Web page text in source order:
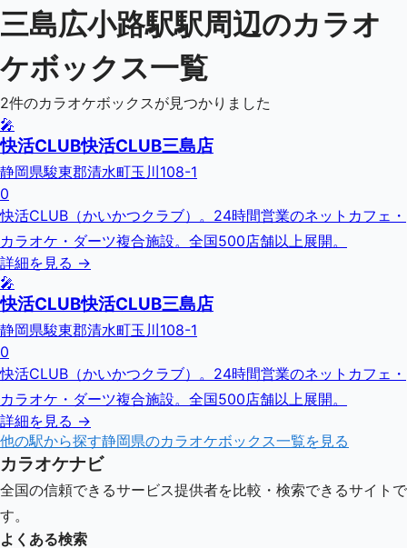
三島広小路駅駅周辺のカラオ
ケボックス一覧
2件のカラオケボックスが見つかりました
🎤
快活CLUB快活CLUB三島店
静岡県駿東郡清水町玉川108-1
0
快活CLUB（かいかつクラブ）。24時間営業のネットカフェ・
カラオケ・ダーツ複合施設。全国500店舗以上展開。
詳細を見る →
🎤
快活CLUB快活CLUB三島店
静岡県駿東郡清水町玉川108-1
0
快活CLUB（かいかつクラブ）。24時間営業のネットカフェ・
カラオケ・ダーツ複合施設。全国500店舗以上展開。
詳細を見る →
他の駅から探す静岡県のカラオケボックス一覧を見る
カラオケナビ
全国の信頼できるサービス提供者を比較・検索できるサイトで
す。
よくある検索